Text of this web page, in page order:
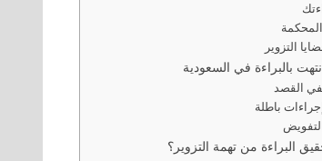
التزوير
بالبراءة في السعودية
القصد
باطلة
البراءة من تهمة التزوير؟